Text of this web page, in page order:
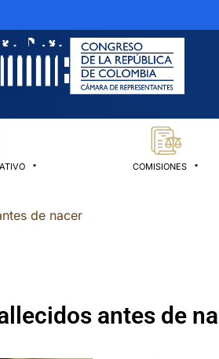
COMISIONES
de nacer
antes de